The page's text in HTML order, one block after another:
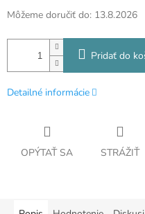
Môžeme doručiť do: 13.8.2026
Pridať do
Detailné informácie
OPÝTAŤ SA STRÁŽIŤ